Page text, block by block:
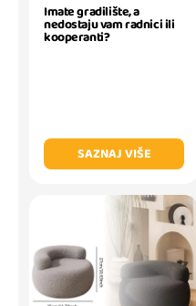
Imate gradilište, a
nedostaju vam radnici ili
kooperanti?
SAZNAJ VIŠE